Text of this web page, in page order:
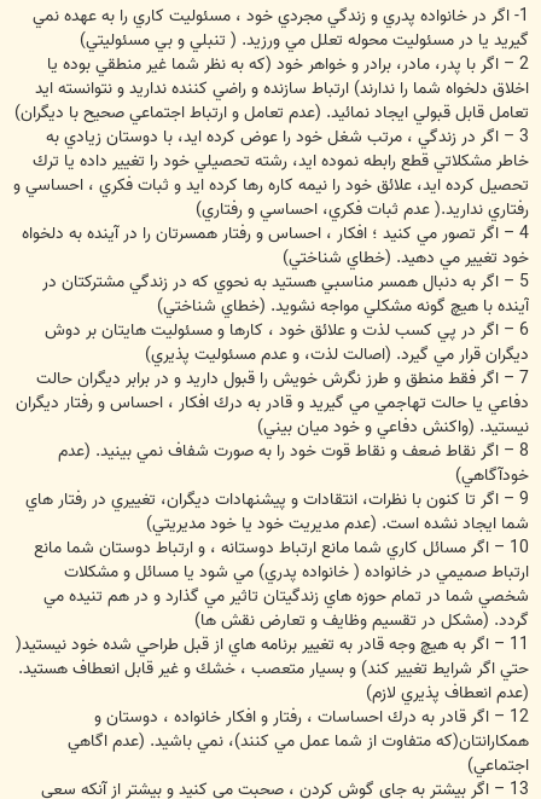
ت
1- اگر در خانواده پدري و زندگي مجردي خود ، مسئوليت كاري را به عهده نمي
گيريد يا در مسئوليت محوله تعلل مي ورزيد. ( تنبلي و بي مسئوليتي)
2 – اگر با پدر، مادر، برادر و خواهر خود (‌كه به نظر شما غير منطقي بوده يا
اخلاق دلخواه شما را ندارند) ارتباط سازنده و راضي كننده نداريد و نتوانسته ايد
تعامل قابل قبولي ايجاد نمائيد. (عدم تعامل و ارتباط اجتماعي صحيح با ديگران)
3 – اگر در زندگي ، مرتب شغل خود را عوض كرده ايد، با دوستان زيادي به
خاطر مشكلاتي قطع رابطه نموده ايد، رشته تحصيلي خود را تغيير داده يا ترك
تحصيل كرده ايد، علائق خود را نيمه كاره رها كرده ايد و ثبات فكري ، احساسي و
رفتاري نداريد.( عدم ثبات فكري، احساسي و رفتاري)
4 – اگر تصور مي كنيد ؛ افكار ، احساس و رفتار همسرتان را در آينده به دلخواه
خود تغيير مي دهيد. (خطاي شناختي)
5 – اگر به دنبال همسر مناسبي هستيد به نحوي كه در زندگي مشتركتان در
آينده با هيچ گونه مشكلي مواجه نشويد. (خطاي شناختي)
6 – اگر در پي كسب لذت و علائق خود ، كارها و مسئوليت هايتان بر دوش
ديگران قرار مي گيرد. (اصالت لذت، و عدم مسئوليت پذيري)
7 – اگر فقط منطق و طرز نگرش خويش را قبول داريد و در برابر ديگران حالت
دفاعي يا حالت تهاجمي مي گيريد و قادر به درك افكار ، احساس و رفتار ديگران
نيستيد. (واكنش دفاعي و خود ميان بيني)
8 – اگر نقاط ضعف و نقاط قوت خود را به صورت شفاف نمي بينيد. (عدم
خودآگاهي)
9 – اگر تا كنون با نظرات، انتقادات و پيشنهادات ديگران، تغييري در رفتار هاي
شما ايجاد نشده است. (عدم مديريت خود يا خود مديريتي)
10 – اگر مسائل كاري شما مانع ارتباط دوستانه ، و ارتباط دوستان شما مانع
ارتباط صميمي در خانواده ( خانواده پدري) مي شود يا مسائل و مشكلات
شخصي شما در تمام حوزه هاي زندگيتان تاثير مي گذارد و در هم تنيده مي
گردد. (مشكل در تقسيم وظايف و تعارض نقش ها)
11 – اگر به هيچ وجه قادر به تغيير برنامه هاي از قبل طراحي شده خود نيستيد(
حتي اگر شرايط تغيير كند) و بسيار متعصب ، خشك و غير قابل انعطاف هستيد.
(‌عدم انعطاف پذيري لازم)
12 – اگر قادر به درك احساسات ، رفتار و افكار خانواده ، دوستان و
همكارانتان(كه متفاوت از شما عمل مي كنند)، نمي باشيد. (عدم اگاهي
اجتماعي)
13 – اگر بيشتر به جاي گوش كردن ، صحبت مي كنيد و بيشتر از آنكه سعي